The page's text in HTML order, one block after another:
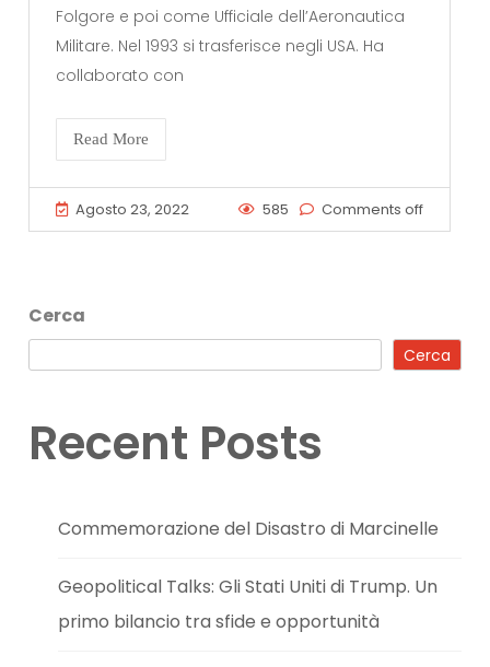
Folgore e poi come Ufficiale dell’Aeronautica
Militare. Nel 1993 si trasferisce negli USA. Ha
collaborato con
Read More
Agosto 23, 2022 585 Comments off
Cerca
Cerca
Recent Posts
Commemorazione del Disastro di Marcinelle
Geopolitical Talks: Gli Stati Uniti di Trump. Un
primo bilancio tra sfide e opportunità